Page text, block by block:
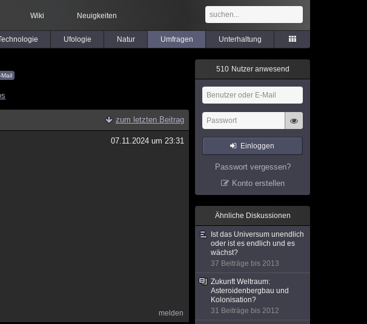
Wiki Neuigkeiten
Ufologie Natur Umfragen Unterhaltung
Mail
zum letzten Beitrag
07.11.2024 um 23:31
melden
510 Nutzer anwesend
Einloggen
Passwort vergessen?
Konto erstellen
Ähnliche Diskussionen
Ist das Universum unendlich
oder ist es endlich und es
wächst?
37 Beiträge bis 2013
Zukunft Weltraum:
Asteroidenbergbau und
Kolonisation?
31 Beiträge bis 2012